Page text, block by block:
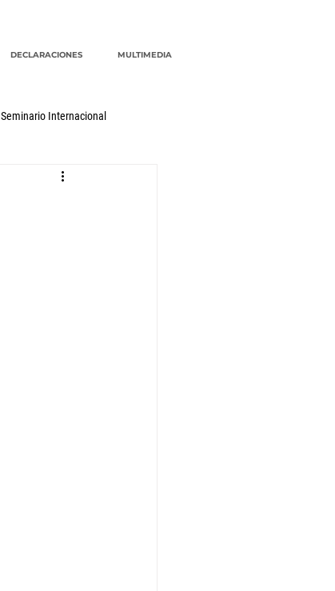
DECLARACIONES MULTIMEDIA
Seminario Internacional